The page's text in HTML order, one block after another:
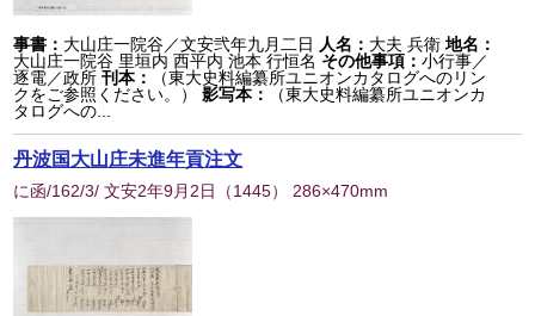
事書： 大山庄一院谷／文安弐年九月二日 人名： 大夫 兵衛 地名：
大山庄一院谷 里垣内 西平内 池本 行恒名 その他事項：小行事／
逐電／政所 刊本：
（東大史料編纂所ユニオンカタログへのリン
クをご参照ください。）
影写本：
（東大史料編纂所ユニオンカ
タログへの...
丹波国大山庄未進年貢注文
に函/162/3/ 文安2年9月2日 （1445） 286×470mm